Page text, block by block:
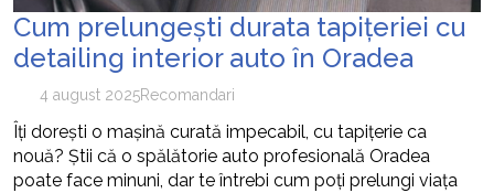
Cum prelungești durata tapițeriei cu
detailing interior auto în Oradea
4 august 2025Recomandari
Îți dorești o mașină curată impecabil, cu tapițerie ca
nouă? Știi că o spălătorie auto profesională Oradea
poate face minuni, dar te întrebi cum poți prelungi viața